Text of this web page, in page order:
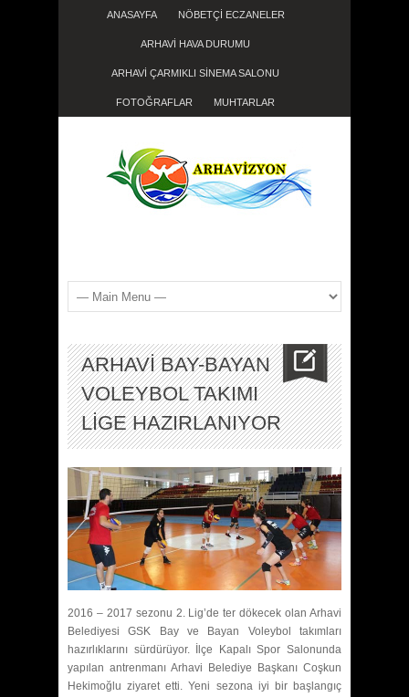
ANASAYFA NÖBETÇİ ECZANELER
ARHAVİ HAVA DURUMU
ARHAVİ ÇARMIKLI SİNEMA SALONU
FOTOĞRAFLAR MUHTARLAR
ARHAVİ BAY-BAYAN
VOLEYBOL TAKIMI
LİGE HAZIRLANIYOR
2016 – 2017 sezonu 2. Lig’de ter dökecek olan Arhavi
Belediyesi GSK Bay ve Bayan Voleybol takımları
hazırlıklarını sürdürüyor. İlçe Kapalı Spor Salonunda
yapılan antrenmanı Arhavi Belediye Başkanı Coşkun
Hekimoğlu ziyaret etti. Yeni sezona iyi bir başlangıç